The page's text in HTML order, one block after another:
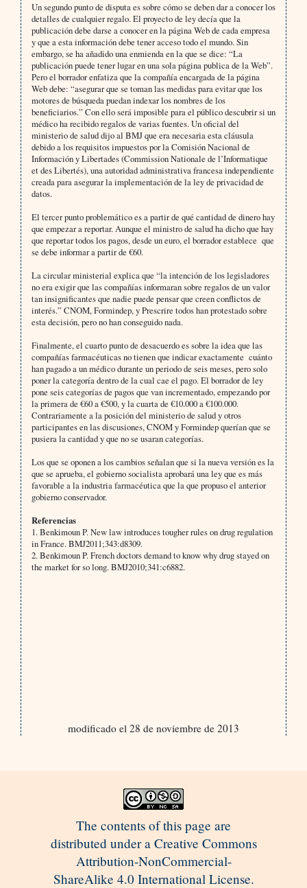
Un segundo punto de disputa es sobre cómo se deben dar a conocer los
detalles de cualquier regalo. El proyecto de ley decía que la
publicación debe darse a conocer en la página Web de cada empresa
y que a esta información debe tener acceso todo el mundo. Sin
embargo, se ha añadido una enmienda en la que se dice: “La
publicación puede tener lugar en una sola página publica de la Web”.
Pero el borrador enfatiza que la compañía encargada de la página
Web debe: “asegurar que se toman las medidas para evitar que los
motores de búsqueda puedan indexar los nombres de los
beneficiarios.” Con ello será imposible para el público descubrir si un
médico ha recibido regalos de varias fuentes. Un oficial del
ministerio de salud dijo al BMJ que era necesaria esta cláusula
debido a los requisitos impuestos por la Comisión Nacional de
Información y Libertades (Commission Nationale de l’Informatique
et des Libertés), una autoridad administrativa francesa independiente
creada para asegurar la implementación de la ley de privacidad de
datos.
El tercer punto problemático es a partir de qué cantidad de dinero hay
que empezar a reportar. Aunque el ministro de salud ha dicho que hay
que reportar todos los pagos, desde un euro, el borrador establece que
se debe informar a partir de €60.
La circular ministerial explica que “la intención de los legisladores
no era exigir que las compañías informaran sobre regalos de un valor
tan insignificantes que nadie puede pensar que creen conflictos de
interés.” CNOM, Formindep, y Prescrire todos han protestado sobre
esta decisión, pero no han conseguido nada.
Finalmente, el cuarto punto de desacuerdo es sobre la idea que las
compañías farmacéuticas no tienen que indicar exactamente cuánto
han pagado a un médico durante un periodo de seis meses, pero solo
poner la categoría dentro de la cual cae el pago. El borrador de ley
pone seis categorías de pagos que van incrementado, empezando por
la primera de €60 a €500, y la cuarta de €10.000 a €100.000.
Contrariamente a la posición del ministerio de salud y otros
participantes en las discusiones, CNOM y Formindep querían que se
pusiera la cantidad y que no se usaran categorías.
Los que se oponen a los cambios señalan que si la nueva versión es la
que se aprueba, el gobierno socialista aprobará una ley que es más
favorable a la industria farmacéutica que la que propuso el anterior
gobierno conservador.
Referencias
1. Benkimoun P. New law introduces tougher rules on drug regulation
in France. BMJ2011;343:d8309.
2. Benkimoun P. French doctors demand to know why drug stayed on
the market for so long.BMJ2010;341:c6882.
modificado el 28 de noviembre de 2013
The contents of this page are
distributed under a Creative Commons
Attribution-NonCommercial-
ShareAlike 4.0 International License.